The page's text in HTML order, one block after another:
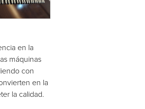
en la
máquinas
con
en la
la calidad.